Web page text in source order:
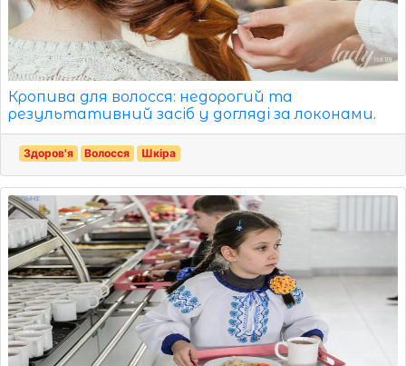
Кропива для волосся: недорогий та
результативний засіб у догляді за локонами.
Здоров'я Волосся Шкіра